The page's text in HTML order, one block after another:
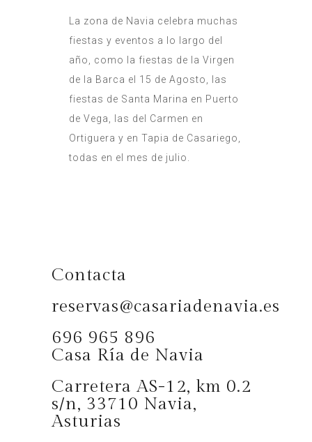
La zona de Navia celebra muchas
fiestas y eventos a lo largo del
año, como la fiestas de la Virgen
de la Barca el 15 de Agosto, las
fiestas de Santa Marina en Puerto
de Vega, las del Carmen en
Ortiguera y en Tapia de Casariego,
todas en el mes de julio.
Contacta
reservas@casariadenavia.es
696 965 896
Casa Ría de Navia
Carretera AS-12, km 0.2
s/n, 33710 Navia,
Asturias